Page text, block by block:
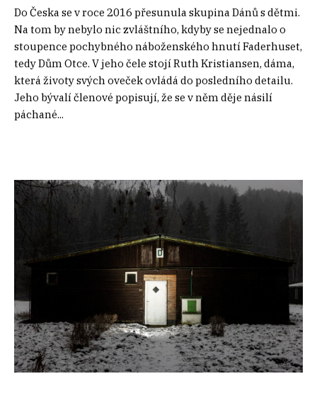
Do Česka se v roce 2016 přesunula skupina Dánů s dětmi.
Na tom by nebylo nic zvláštního, kdyby se nejednalo o
stoupence pochybného náboženského hnutí Faderhuset,
tedy Dům Otce. V jeho čele stojí Ruth Kristiansen, dáma,
která životy svých oveček ovládá do posledního detailu.
Jeho bývalí členové popisují, že se v něm děje násilí
páchané...